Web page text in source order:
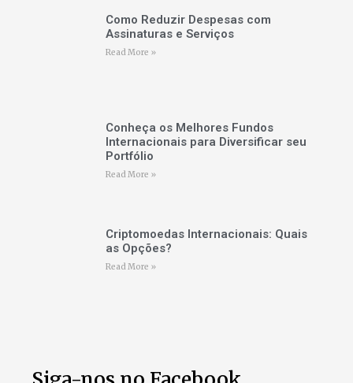
Como Reduzir Despesas com
Assinaturas e Serviços
Read More »
Conheça os Melhores Fundos
Internacionais para Diversificar seu
Portfólio
Read More »
Criptomoedas Internacionais: Quais
as Opções?
Read More »